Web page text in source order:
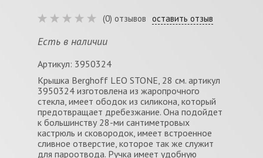
(0) отзывов оставить отзыв
Есть в наличии
Артикул: 3950324
Крышка Berghoff LEO STONE, 28 см. артикул
3950324 изготовлена из жаропрочного
стекла, имеет ободок из силикона, который
предотвращает дребезжание. Она подойдет
к большинству 28-ми сантиметровых
кастрюль и сковородок, имеет встроенное
сливное отверстие, которое так же служит
для пароотвода. Ручка имеет удобную